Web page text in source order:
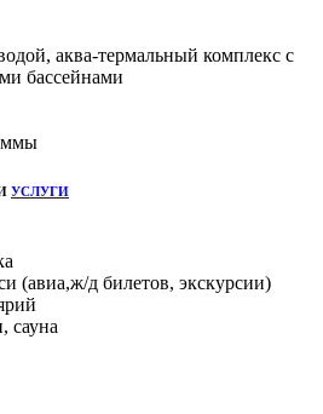
аква-термальный комплекс с
бассейнами
УСЛУГИ
(авиа,ж/д билетов, экскурсии)
сауна